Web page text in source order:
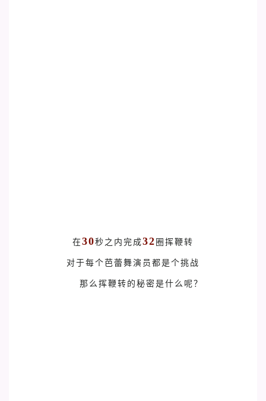
在30秒之内完成32 圈挥鞭转
对于每个芭蕾舞演员都是个挑战
那么挥鞭转的秘密是什么呢？